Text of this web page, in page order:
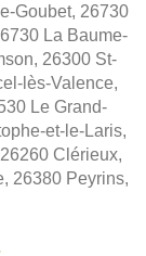
Goubet, 26730
La Baume-
26300 St-
lès-Valence,
Le Grand-
et-le-Laris,
Clérieux,
26380 Peyrins,